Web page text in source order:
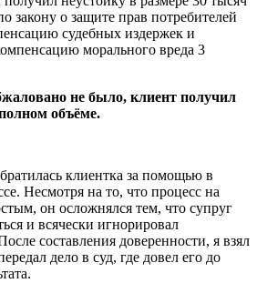
закону о защите прав потребителей
судебных издержек и
морального вреда 3
не было, клиент получил
объёме.
клиентка за помощью в
Несмотря на то, что процесс на
он осложнялся тем, что супруг
и всячески игнорировал
составления доверенности, я взял
дело в суд, где довел его до